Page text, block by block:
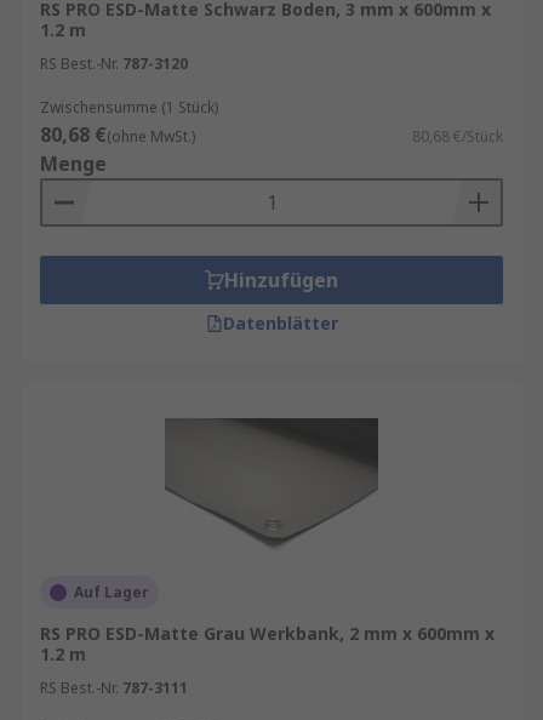
RS PRO ESD-Matte Schwarz Boden, 3 mm x 600mm x
1.2 m
RS Best.-Nr. 787-3120
Zwischensumme (1 Stück)
80,68 €(ohne MwSt.) 80,68 €/Stück
Menge
Hinzufügen
Datenblätter
Auf Lager
RS PRO ESD-Matte Grau Werkbank, 2 mm x 600mm x
1.2 m
RS Best.-Nr. 787-3111